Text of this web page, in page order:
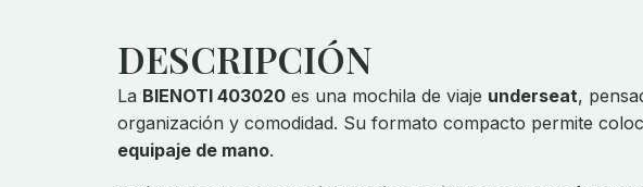
DESCRIPCIÓN
La BIENOTI 403020es una mochila de viaje underseat,
organización y comodidad. Su formato compacto permite
equipaje de mano.